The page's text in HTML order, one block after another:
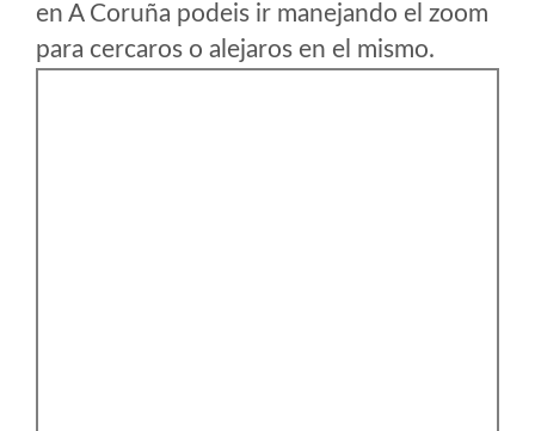
en A Coruña podeis ir manejando el zoom
para cercaros o alejaros en el mismo.